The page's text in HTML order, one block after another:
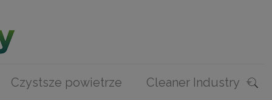
Czystsze powietrze Cleaner Industry